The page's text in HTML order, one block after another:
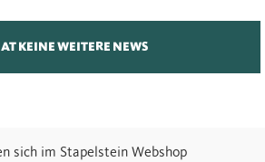
KEINE WEITERE NEWS
sich im Stapelstein Webshop